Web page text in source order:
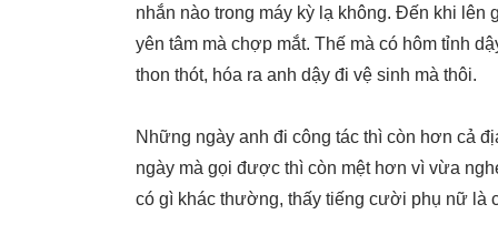
nhắn nào trong máy kỳ lạ không. Đến khi
yên tâm mà chợp mắt. Thế mà có hôm tỉnh
thon thót, hóa ra anh dậy đi vệ sinh mà thôi.
Những ngày anh đi công tác thì còn hơn cả
ngày mà gọi được thì còn mệt hơn vì vừa
có gì khác thường, thấy tiếng cười phụ nữ là